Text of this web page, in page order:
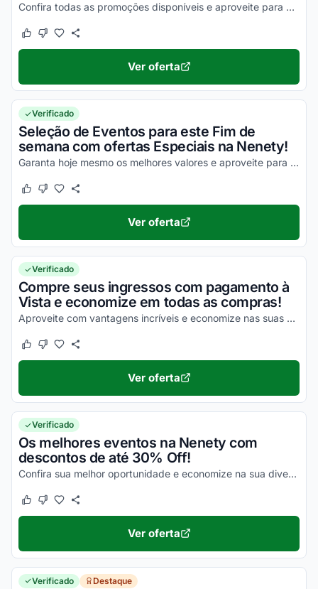
Confira todas as promoções disponíveis e aproveite para economizar da melhor maneira possível!
Este cupom funcionou
Este cupom não funcionou
Ver oferta
Verificado
Seleção de Eventos para este Fim de
semana com ofertas Especiais na Nenety!
Garanta hoje mesmo os melhores valores e aproveite para economizar nas suas compras!
Este cupom funcionou
Este cupom não funcionou
Ver oferta
Verificado
Compre seus ingressos com pagamento à
Vista e economize em todas as compras!
Aproveite com vantagens incríveis e economize nas suas compras com facilidade!
Este cupom funcionou
Este cupom não funcionou
Ver oferta
Verificado
Os melhores eventos na Nenety com
descontos de até 30% Off!
Confira sua melhor oportunidade e economize na sua diversão!
Este cupom funcionou
Este cupom não funcionou
Ver oferta
Verificado Destaque